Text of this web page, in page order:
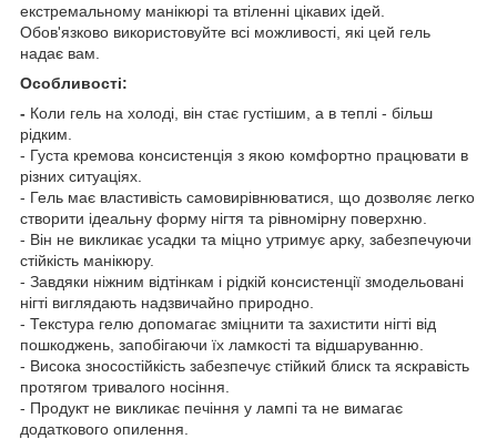
екстремальному манікюрі та втіленні цікавих ідей.
Обов'язково використовуйте всі можливості, які цей гель
надає вам.
Особливості:
- Коли гель на холоді, він стає густішим, а в теплі - більш
рідким.
- Густа кремова консистенція з якою комфортно працювати в
різних ситуаціях.
- Гель має властивість самовирівнюватися, що дозволяє легко
створити ідеальну форму нігтя та рівномірну поверхню.
- Він не викликає усадки та міцно утримує арку, забезпечуючи
стійкість манікюру.
- Завдяки ніжним відтінкам і рідкій консистенції змодельовані
нігті виглядають надзвичайно природно.
- Текстура гелю допомагає зміцнити та захистити нігті від
пошкоджень, запобігаючи їх ламкості та відшаруванню.
- Висока зносостійкість забезпечує стійкий блиск та яскравість
протягом тривалого носіння.
- Продукт не викликає печіння у лампі та не вимагає
додаткового опилення.